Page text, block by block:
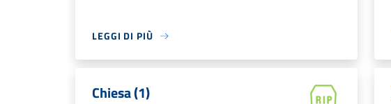
LEGGI DI PIÙ
Chiesa (1)